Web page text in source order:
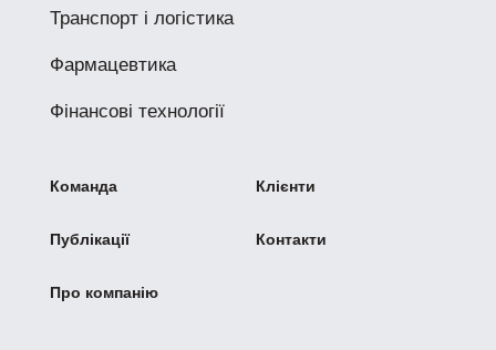
Транспорт і логістика
Фармацевтика
Фінансові технології
Команда Клієнти
Публікації Контакти
Про компанію